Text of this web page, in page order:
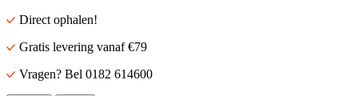
Direct ophalen!
Gratis levering vanaf €79
Vragen? Bel 0182 614600